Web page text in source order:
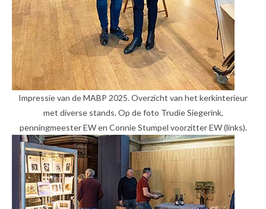
Impressie van de MABP 2025. Overzicht van het kerkinterieur
met diverse stands. Op de foto Trudie Siegerink,
penningmeester EW en Connie Stumpel voorzitter EW (links).